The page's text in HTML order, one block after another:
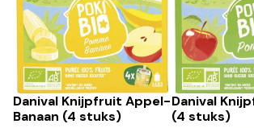
Danival Knijpfruit Appel-
Banaan (4 stuks)
Danival
(4 stuks)